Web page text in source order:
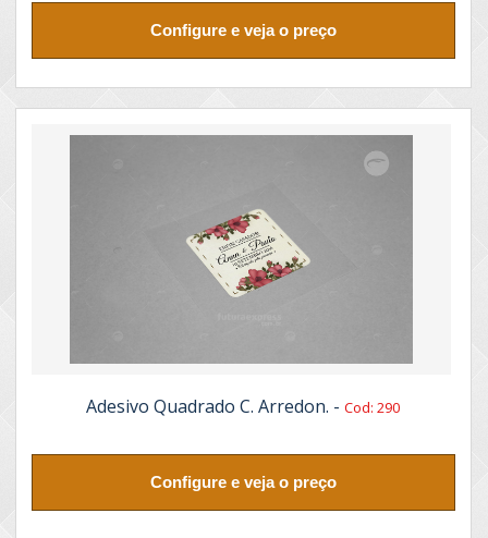
Configure e veja o preço
Adesivo Quadrado C. Arredon. -Cod: 290
Configure e veja o preço